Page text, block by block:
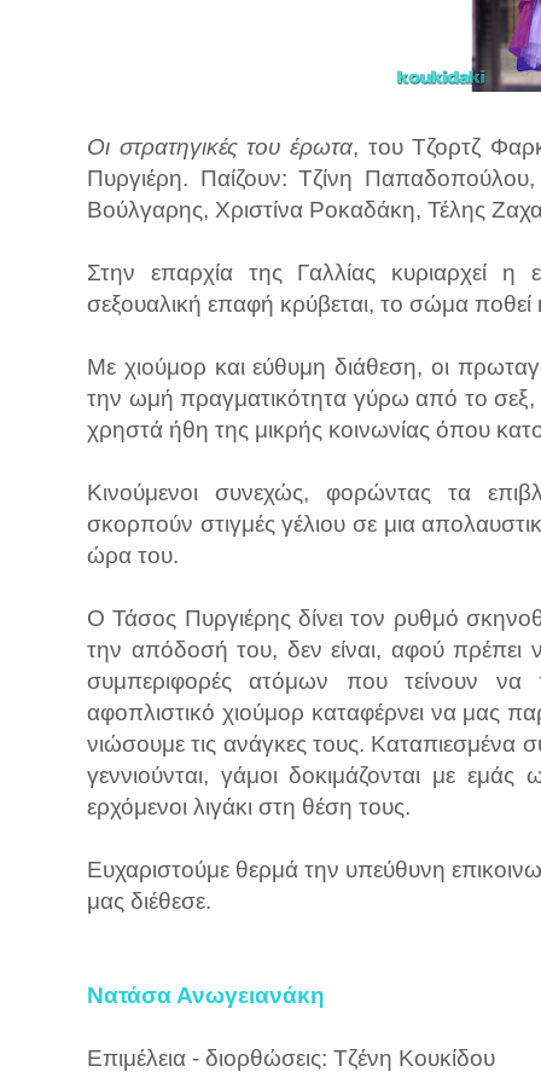
Οι στρατηγικές του έρωτα, του Τζορτζ
Πυργιέρη. Παίζουν: Τζίνη
Βούλγαρης, Χριστίνα Ροκαδάκη, Τέλης
Στην επαρχία της Γαλλίας κυριαρχεί η
σεξουαλική επαφή κρύβεται, το σώμα ποθεί
Με χιούμορ και εύθυμη διάθεση, οι
την ωμή πραγματικότητα γύρω από το σεξ,
χρηστά ήθη της μικρής κοινωνίας όπου
Κινούμενοι συνεχώς, φορώντας τα
σκορπούν στιγμές γέλιου σε μια
ώρα του.
Ο Τάσος Πυργιέρης δίνει τον ρυθμό
την απόδοσή του, δεν είναι, αφού πρέπει
συμπεριφορές ατόμων που τείνουν να
αφοπλιστικό χιούμορ καταφέρνει να μας
νιώσουμε τις ανάγκες τους. Καταπιεσμένα
γεννιούνται, γάμοι δοκιμάζονται με
ερχόμενοι λιγάκι στη θέση τους.
Ευχαριστούμε θερμά την υπεύθυνη
μας διέθεσε.
Νατάσα Ανωγειανάκη
Επιμέλεια - διορθώσεις: Τζένη Κουκίδου